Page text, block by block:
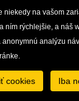
PRÁVNE
Hodžova 11, 031 01
Zmeniť nastavenie
jaskýň.2013, design by
na vašom
rýchlejšie, a
analýzu
cookies Iba